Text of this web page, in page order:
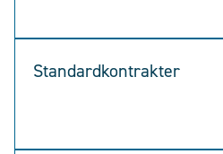
Standardkontrakter